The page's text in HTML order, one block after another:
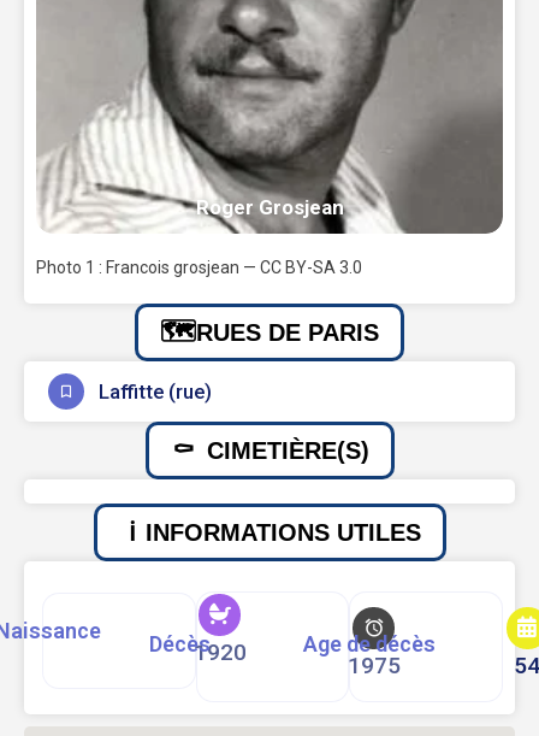
Roger Grosjean
Photo 1 : Francois grosjean — CC BY-SA 3.0
RUES DE PARIS
Laffitte (rue)
CIMETIÈRE(S)
INFORMATIONS UTILES
1920
Décès
1975
Age de décès